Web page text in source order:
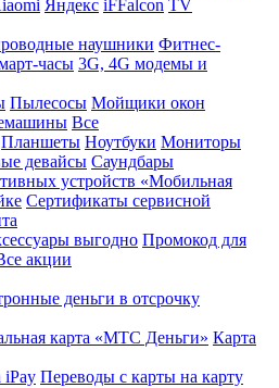
Яндекс iFFalcon TV
наушники Фитнес-
часы 3G, 4G модемы и
Пылесосы Мойщики окон
Все
Планшеты Ноутбуки Мониторы
девайсы Саундбары
устройств «Мобильная
Сертификаты сервисной
выгодно Промокод для
акции
деньги в отсрочку
карта «МТС Деньги» Карта
iPay Переводы с карты на карту